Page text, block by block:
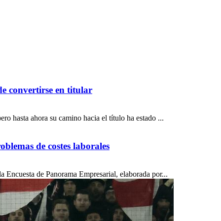
convertirse en titular
hasta ahora su camino hacia el título ha estado ...
de costes laborales
Encuesta de Panorama Empresarial, elaborada por...